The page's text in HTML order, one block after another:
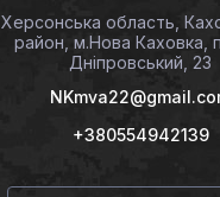
Херсонська область,
район, м.Нова Каховка,
Дніпровський, 23
+380554942139